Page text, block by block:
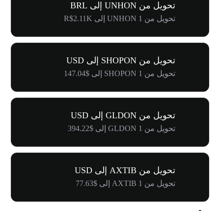
تحويل من UNHON إلى BRL
تحويل من 1 UNHON إلى R$2.11K
تحويل من SHOPON إلى USD
تحويل من 1 SHOPON إلى $147.04
تحويل من GLDON إلى USD
تحويل من 1 GLDON إلى $394.22
تحويل من AXTIB إلى USD
تحويل من 1 AXTIB إلى $77.63